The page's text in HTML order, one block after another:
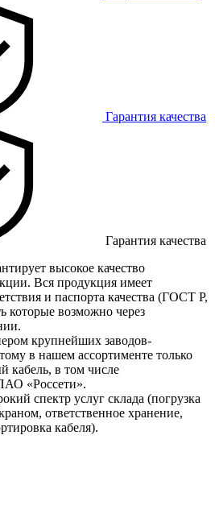
Гарантия качества
Гарантия качества
высокое качество
Вся продукция имеет
и паспорта качества (ГОСТ Р,
которые возможно через
крупнейших заводов-
в нашем ассортименте только
кабель, в том числе
«Россети».
спектр услуг склада (погрузка
ответственное хранение,
кабеля).